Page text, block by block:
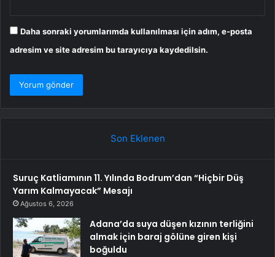
Daha sonraki yorumlarımda kullanılması için adım, e-posta
adresim ve site adresim bu tarayıcıya kaydedilsin.
Son Eklenen
Suruç Katliamının 11. Yılında Bodrum’dan “Hiçbir Düş
Yarım Kalmayacak” Mesajı
Ağustos 6, 2026
Adana’da suya düşen kızının terliğini
almak için baraj gölüne giren kişi
boğuldu